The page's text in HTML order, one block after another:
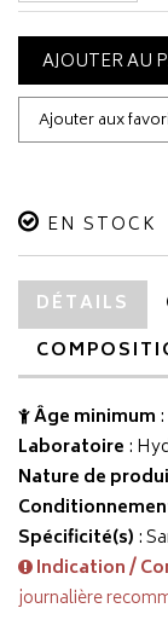
AJOUTER AU
Ajouter aux
EN STOCK
DÉTAILS
Âge minimum
Laboratoire :
Nature de
Spécificité(s) :
Indication /
journalière